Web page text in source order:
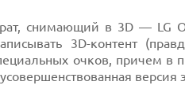
снимающий в 3D — LG
3D-контент
очков, причем в
версия